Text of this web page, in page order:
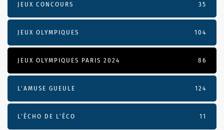
JEUX CONCOURS 35
JEUX OLYMPIQUES 104
JEUX OLYMPIQUES PARIS 2024 86
L'AMUSE GUEULE 124
L’ÉCHO DE L’ÉCO 11